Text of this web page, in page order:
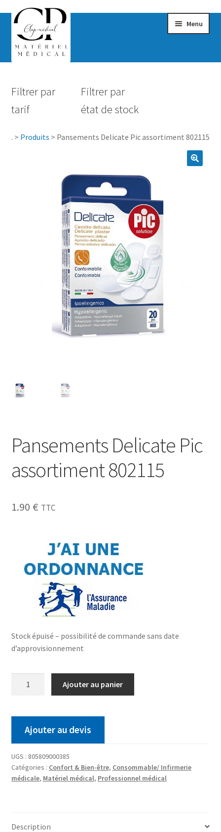
Menu
Hygiène
Accessoires Salle de bain
Vêtements & Chaussures
Filtrer par
tarif
Filtrer par
état de stock
. > Produits > Pansements Delicate Pic assortiment 802115
Pansements Delicate Pic
assortiment 802115
1.90 € TTC
Stock épuisé – possibilité de commande sans date
d’approvisionnement
Ajouter au panier
Ajouter au devis
UGS : 805809000385
Catégories : Confort & Bien-être, Consommable/ Infirmerie
médicale, Matériel médical, Professionnel médical
Description